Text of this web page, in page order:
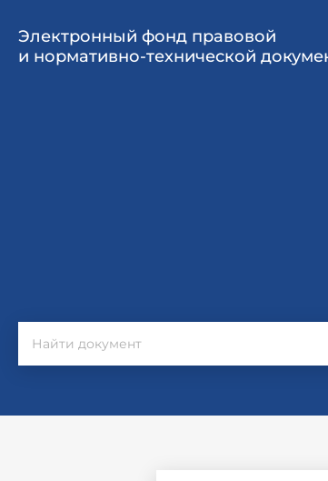
Электронный фонд правовой
и нормативно-технической